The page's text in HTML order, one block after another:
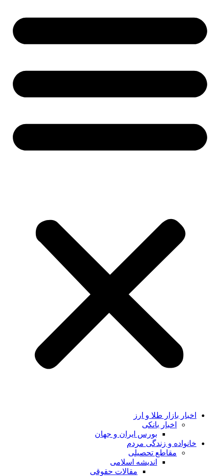
اخبار بازار طلا و ارز
اخبار بانکی
بورس ایران و جهان
خانواده و زندگی مردم
مقاطع تحصیلی
اندیشه اسلامی
مقالات حقوقی